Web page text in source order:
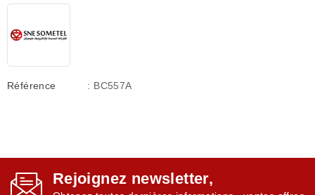
Référence : BC557A
Rejoignez newsletter,